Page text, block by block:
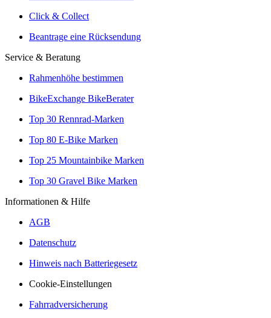
Click & Collect
Beantrage eine Rücksendung
Service & Beratung
Rahmenhöhe bestimmen
BikeExchange BikeBerater
Top 30 Rennrad-Marken
Top 80 E-Bike Marken
Top 25 Mountainbike Marken
Top 30 Gravel Bike Marken
Informationen & Hilfe
AGB
Datenschutz
Hinweis nach Batteriegesetz
Cookie-Einstellungen
Fahrradversicherung